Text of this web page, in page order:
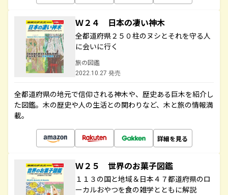
Ｗ２４ 日本の凄い神木
全都道府県２５０柱のヌシとそれを守る人
に会いに行く
旅の図鑑
2022.10.27 発売
全都道府県の地元で信仰される神木や、歴史ある巨木を紹介し
た図鑑。木の歴史や人の生活との関わりなど、木と旅の情報満
載。
詳細を見る
Ｗ２５ 世界のお菓子図鑑
１１３の国と地域＆日本４７都道府県のロ
ーカルおやつを食の雑学とともに解説